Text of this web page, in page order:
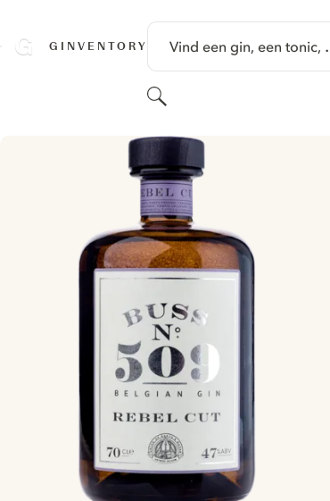
GINVENTORY Vind een gin, een tonic, …
Zoeken